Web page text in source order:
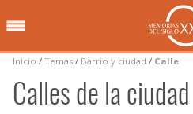
Inicio / Temas / Barrio y ciudad / Calle
Calles de la ciudad